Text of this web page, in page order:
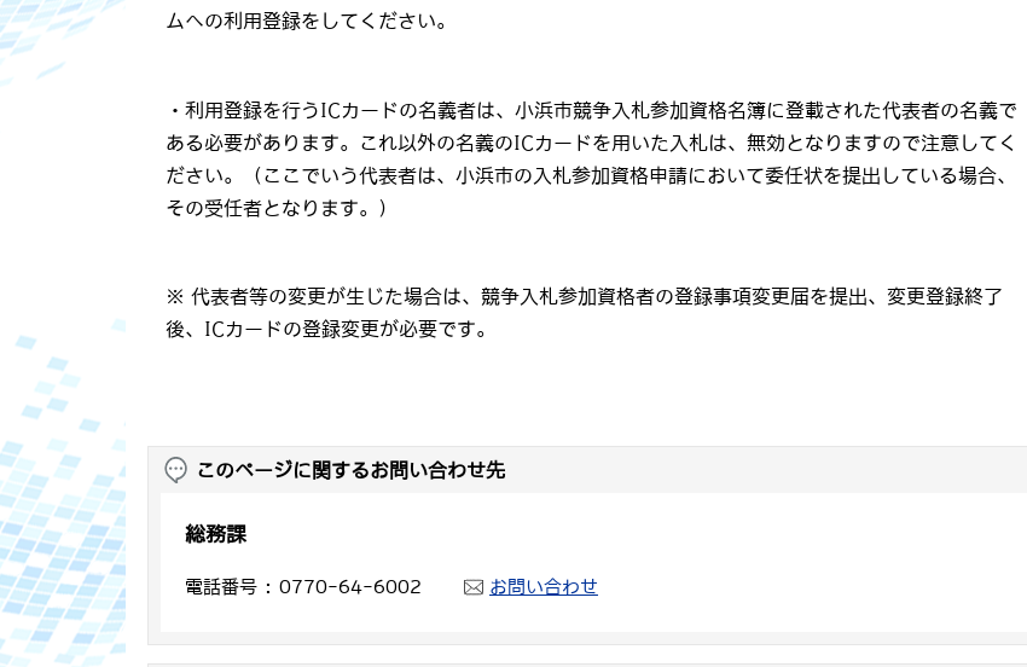
ムへの利用登録をしてください。
・利用登録を行うICカードの名義者は、小浜市競争入札参加資格名簿に登載された代表者の名義で
ある必要があります。これ以外の名義のICカードを用いた入札は、無効となりますので注意してく
ださい。（ここでいう代表者は、小浜市の入札参加資格申請において委任状を提出している場合、
その受任者となります。）
※ 代表者等の変更が生じた場合は、競争入札参加資格者の登録事項変更届を提出、変更登録終了
後、ICカードの登録変更が必要です。
このページに関するお問い合わせ先
総務課
電話番号 0770-64-6002 お問い合わせ